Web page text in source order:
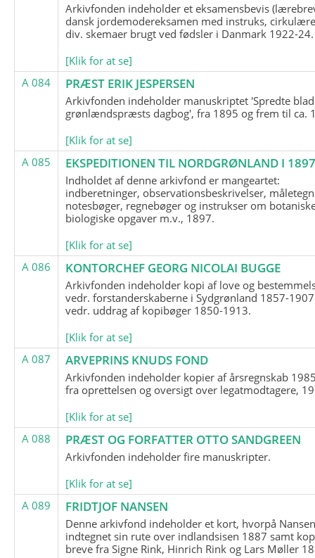
Arkivfonden indeholder et eksamensbevis
dansk jordemodereksamen med instruks,
div. skemaer brugt ved fødsler i Danmark 1922-24.
[Klik for at se]
A 084
PRÆST ERIK JESPERSEN
Arkivfonden indeholder manuskriptet 'Spredte
grønlændspræsts dagbog', fra 1895 og frem til ca.
[Klik for at se]
A 085
EKSPEDITIONEN TIL NORDGRØNLAND I
Indholdet af denne arkivfond er mangeartet:
indberetninger, observationsbeskrivelser,
notesbøger, regnebøger og instrukser om
biologiske opgaver m.v., 1897.
[Klik for at se]
A 086
KONTORCHEF GEORG NICOLAI BUGGE
Arkivfonden indeholder kopi af love og
vedr. forstanderskaberne i Sydgrønland 1857-
vedr. uddrag af kopibøger 1850-1913.
[Klik for at se]
A 087
ARVEPRINS KNUDS FOND
Arkivfonden indeholder kopier af årsregnskab
fra oprettelsen og oversigt over legatmodtagere,
[Klik for at se]
A 088
PRÆST OG FORFATTER OTTO SANDGREEN
Arkivfonden indeholder fire manuskripter.
[Klik for at se]
A 089
FRIDTJOF NANSEN
Denne arkivfond indeholder et kort, hvorpå
indtegnet sin rute over indlandsisen 1887 samt
breve fra Signe Rink, Hinrich Rink og Lars Møller